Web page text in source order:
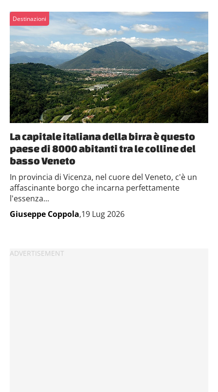
Destinazioni
La capitale italiana della birra è questo
paese di 8000 abitanti tra le colline del
basso Veneto
In provincia di Vicenza, nel cuore del Veneto, c'è un
affascinante borgo che incarna perfettamente
l'essenza...
Giuseppe Coppola,19 Lug 2026